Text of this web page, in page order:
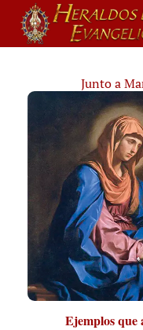
Junto a
Ejemplos